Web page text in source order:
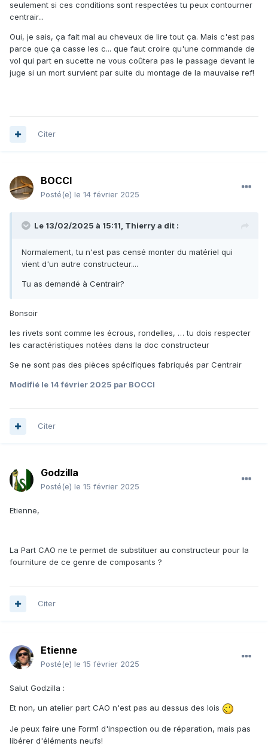
seulement si ces conditions sont respectées tu peux contourner
centrair...
Oui, je sais, ça fait mal au cheveux de lire tout ça. Mais c'est pas
parce que ça casse les c... que faut croire qu'une commande de
vol qui part en sucette ne vous coûtera pas le passage devant le
juge si un mort survient par suite du montage de la mauvaise ref!
Citer
BOCCI
Posté(e) le 14 février 2025
Le 13/02/2025 à 15:11, Thierrya dit :
Normalement, tu n'est pas censé monter du matériel qui
vient d'un autre constructeur....
Tu as demandé à Centrair?
Bonsoir
les rivets sont comme les écrous, rondelles, … tu dois respecter
les caractéristiques notées dans la doc constructeur
Se ne sont pas des pièces spécifiques fabriqués par Centrair
Modifié le 14 février 2025 par BOCCI
Citer
Godzilla
Posté(e) le 15 février 2025
Etienne,
La Part CAO ne te permet de substituer au constructeur pour la
fourniture de ce genre de composants ?
Citer
Etienne
Posté(e) le 15 février 2025
Salut Godzilla :
Et non, un atelier part CAO n'est pas au dessus des lois
Je peux faire une Form1 d'inspection ou de réparation, mais pas
libérer d'éléments neufs!